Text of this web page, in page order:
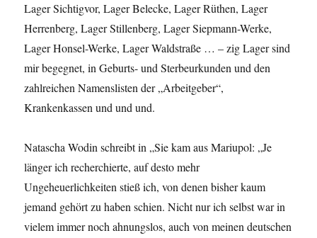
Lager Sichtigvor, Lager Belecke, Lager Rüthen, Lager
Herrenberg, Lager Stillenberg, Lager Siepmann-Werke,
Lager Honsel-Werke, Lager Waldstraße … – zig Lager sind
mir begegnet, in Geburts- und Sterbeurkunden und den
zahlreichen Namenslisten der „Arbeitgeber“,
Krankenkassen und und und.
Natascha Wodin schreibt in „Sie kam aus Mariupol: „Je
länger ich recherchierte, auf desto mehr
Ungeheuerlichkeiten stieß ich, von denen bisher kaum
jemand gehört zu haben schien. Nicht nur ich selbst war in
vielem immer noch ahnungslos, auch von meinen deutschen